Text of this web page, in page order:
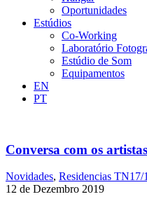
Oportunidades
Estúdios
Co-Working
Laboratório
Estúdio de Som
Equipamentos
EN
PT
Conversa com os
Novidades, Residencias TN17/
12 de Dezembro 2019